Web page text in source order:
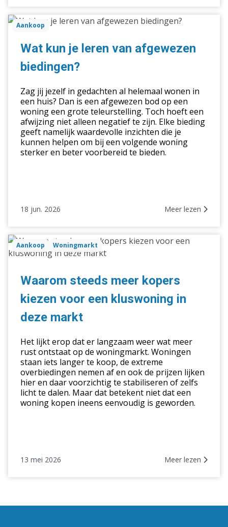
Wat
van
biedingen?
Aankoop
Wat kun je leren van afgewezen
biedingen?
Zag jij jezelf in gedachten al helemaal wonen in
een huis? Dan is een afgewezen bod op een
woning een grote teleurstelling. Toch hoeft een
afwijzing niet alleen negatief te zijn. Elke bieding
geeft namelijk waardevolle inzichten die je
kunnen helpen om bij een volgende woning
sterker en beter voorbereid te bieden.
18 jun. 2026 Meer lezen
Waarom
steeds
kopers
voor
een
deze
markt
Aankoop Woningmarkt
Waarom steeds meer kopers
kiezen voor een kluswoning in
deze markt
Het lijkt erop dat er langzaam weer wat meer
rust ontstaat op de woningmarkt. Woningen
staan iets langer te koop, de extreme
overbiedingen nemen af en ook de prijzen lijken
hier en daar voorzichtig te stabiliseren of zelfs
licht te dalen. Maar dat betekent niet dat een
woning kopen ineens eenvoudig is geworden.
13 mei 2026 Meer lezen